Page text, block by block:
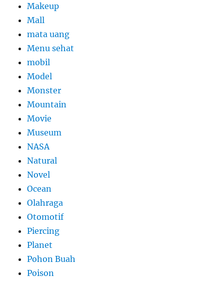
Makeup
Mall
mata uang
Menu sehat
mobil
Model
Monster
Mountain
Movie
Museum
NASA
Natural
Novel
Ocean
Olahraga
Otomotif
Piercing
Planet
Pohon Buah
Poison